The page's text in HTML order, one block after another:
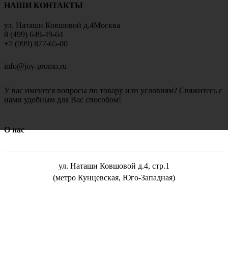
НАШИ КОНТАКТЫ
ул. Наташи Ковшовой д.4Москва
8 (499) 649-49-64
+7 (999) 877-65-00
info@joy-promo.ru
У вас имеются вопросы по товару или условиям? Свяжитесь с
нами удобным для Вас способом!
О нас
ул. Наташи Ковшовой д.4, стр.1
(метро Кунцевская, Юго-Западная)